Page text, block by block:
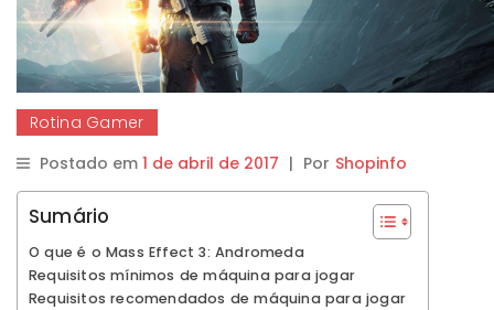
Rotina Gamer
Postado em 1 de abril de 2017 | Por Shopinfo
Sumário
O que é o Mass Effect 3: Andromeda
Requisitos mínimos de máquina para jogar
Requisitos recomendados de máquina para jogar